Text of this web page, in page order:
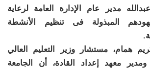
مدير عام الإدارة العامة لرعاية
المبذولة فى تنظيم الأنشطة
همام، مستشار وزير التعليم العالي
ومدير معهد إعداد القادة، أن الجامعة